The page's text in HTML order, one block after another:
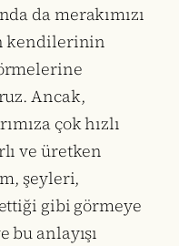
da merakımızı
kendilerinin
Ancak,
çok hızlı
ve üretken
şeyleri,
gibi görmeye
bu anlayışı